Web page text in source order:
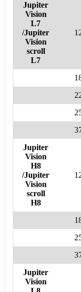
Jupiter
Vision
L7
/Jupiter
Vision
scroll
L7
Jupiter
Vision
H8
/Jupiter
Vision
scroll
H8
Jupiter
Vision